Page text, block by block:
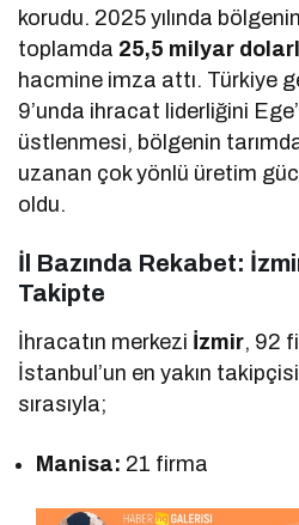
korudu. 2025 yılında
toplamda 25,5 milyar
hacmine imza attı. Türkiye
9’unda ihracat liderliğini
üstlenmesi, bölgenin
uzanan çok yönlü üretim
oldu.
İl Bazında Rekabet:
Takipte
İhracatın merkezi İzmir, 92
İstanbul’un en yakın
sırasıyla;
Manisa: 21 firma